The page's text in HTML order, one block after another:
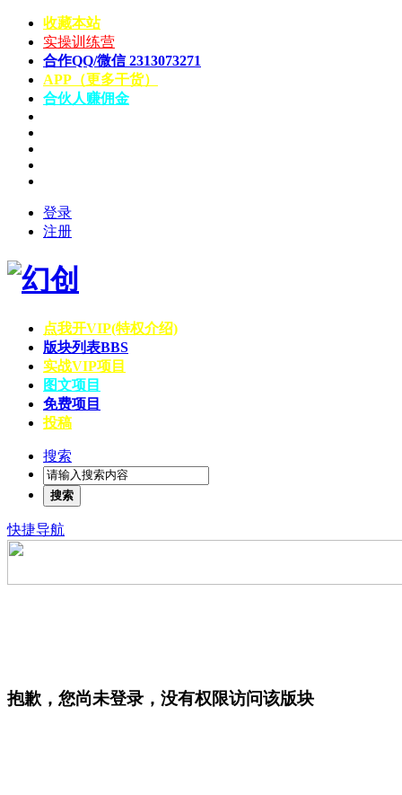
收藏本站
实操训练营
合作QQ/微信 2313073271
APP（更多干货）
合伙人赚佣金
登录
注册
点我开VIP(特权介绍)
版块列表BBS
实战VIP项目
图文项目
免费项目
投稿
搜索
搜索
快捷导航
抱歉，您尚未登录，没有权限访问该版块